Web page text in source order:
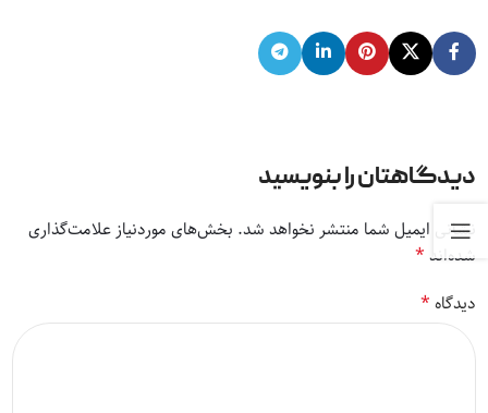
دیدگاهتان را بنویسید
نشانی ایمیل شما منتشر نخواهد شد. بخش‌های موردنیاز علامت‌گذاری
شده‌اند*
دیدگاه*